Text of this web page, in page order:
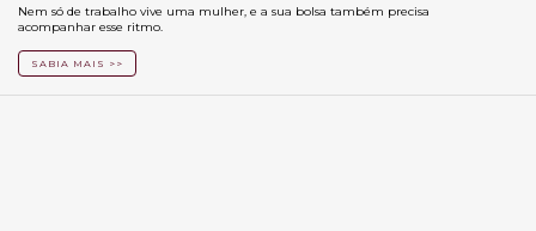
Nem só de trabalho vive uma mulher, e a sua bolsa também precisa
acompanhar esse ritmo.
SABIA MAIS >>